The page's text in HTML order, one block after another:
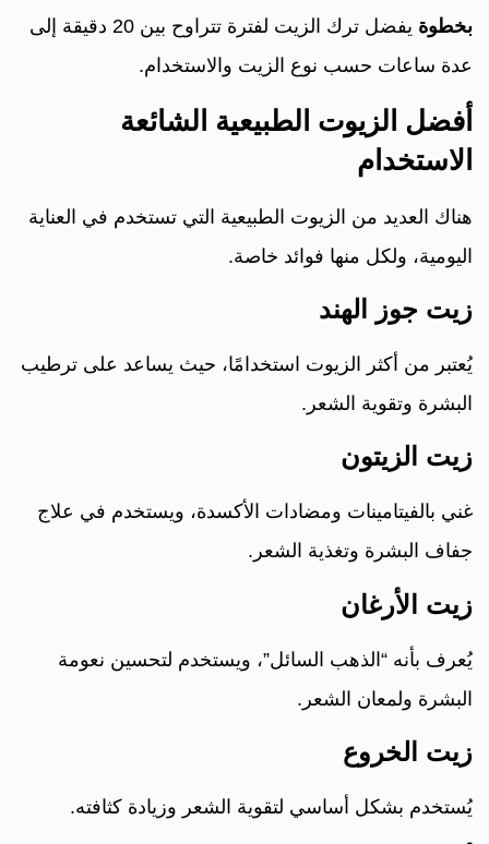
بخطوة
يفضل ترك الزيت لفترة تتراوح بين 20 دقيقة إلى
عدة ساعات حسب نوع الزيت والاستخدام.
أفضل الزيوت الطبيعية الشائعة
الاستخدام
هناك العديد من الزيوت الطبيعية التي تستخدم في العناية
اليومية، ولكل منها فوائد خاصة.
زيت جوز الهند
يُعتبر من أكثر الزيوت استخدامًا، حيث يساعد على ترطيب
البشرة وتقوية الشعر.
زيت الزيتون
غني بالفيتامينات ومضادات الأكسدة، ويستخدم في علاج
جفاف البشرة وتغذية الشعر.
زيت الأرغان
يُعرف بأنه “الذهب السائل”، ويستخدم لتحسين نعومة
البشرة ولمعان الشعر.
زيت الخروع
يُستخدم بشكل أساسي لتقوية الشعر وزيادة كثافته.